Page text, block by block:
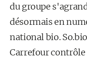
du groupe
désormais en
national bio.
Carrefour contrôle